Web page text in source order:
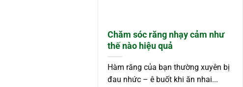
Chăm sóc răng nhạy cảm như
thế nào hiệu quả
Hàm răng của bạn thường xuyên bị
đau nhức – ê buốt khi ăn nhai...